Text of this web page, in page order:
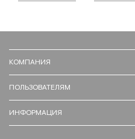
КОМПАНИЯ
ПОЛЬЗОВАТЕЛЯМ
ИНФОРМАЦИЯ